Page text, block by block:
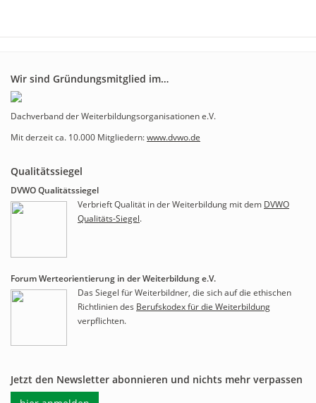
Wir sind Gründungsmitglied im…
Dachverband der Weiterbildungsorganisationen e.V.
Mit derzeit ca. 10.000 Mitgliedern:www.dvwo.de
Qualitätssiegel
DVWO Qualitätssiegel
Verbrieft Qualität in der Weiterbildung mit dem DVWO
Qualitäts-Siegel.
Forum Werteorientierung in der Weiterbildung e.V.
Das Siegel für Weiterbildner, die sich auf die ethischen
Richtlinien des Berufskodex für die Weiterbildung
verpflichten.
Jetzt den Newsletter abonnieren und nichts mehr verpassen